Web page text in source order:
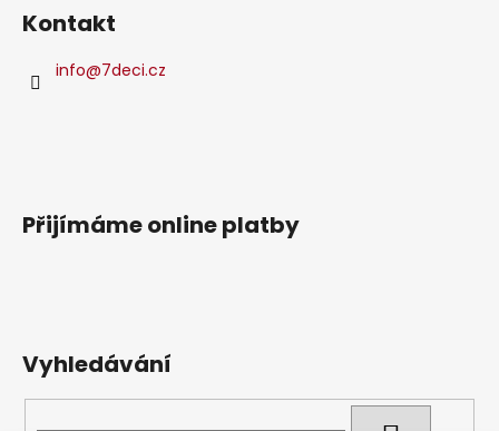
Kontakt
info@7deci.cz
Přijímáme online platby
Vyhledávání